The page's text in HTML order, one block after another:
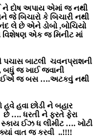
અપાય એમાં જ નથી
કે બિચારી નથી
લે છે એને ડોબો ,બોચિયો
વિશેષણ એક જ મિનીટ માં
બાટલી ચવનપ્રાશની
જ ખાઈ જવાની
જોઈએ જ બસ ….અટકવું નથી
હવા છોડી ને બહાર
છે …. ધરતી ને ફરતે ફેરા
ઈઝ ધ લીમીટ …. ખોટી
વાત જ કરવી ..!!!!